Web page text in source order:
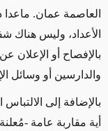
العاصمة عمان. ماعدا
الأعداد، وليس هناك
بالإفصاح أو الإعلان عن
والدارسين أو وسائل
بالإضافة إلى الالتباس
أية مقاربة عامة -